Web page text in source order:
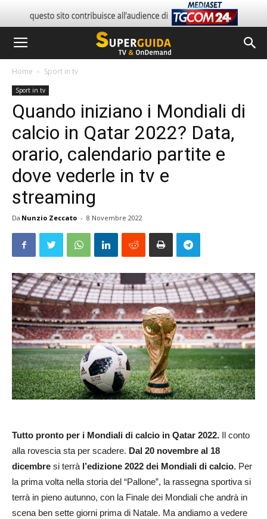
Home Sport in tv
Sport in tv
Quando iniziano i Mondiali di
calcio in Qatar 2022? Data,
orario, calendario partite e
dove vederle in tv e
streaming
Da Nunzio Zeccato - 8 Novembre 2022
Tutto pronto per i Mondiali di calcio in Qatar 2022. Il conto
alla rovescia sta per scadere. Dal 20 novembre al 18
dicembre si terrà l’edizione 2022 dei Mondiali di calcio. Per
la prima volta nella storia del “Pallone”, la rassegna sportiva si
terrà in pieno autunno, con la Finale dei Mondiali che andrà in
scena ben sette giorni prima di Natale. Ma andiamo a vedere